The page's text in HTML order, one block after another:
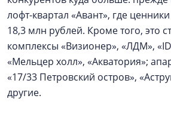
лофт-квартал «Авант», где
18,3 млн рублей. Кроме того, это
комплексы «Визионер», «ЛДМ»,
«Мельцер холл», «Акватория»;
«17/33 Петровский остров»,
другие.